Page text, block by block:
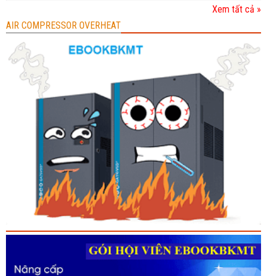
Xem tất cả »
AIR COMPRESSOR OVERHEAT